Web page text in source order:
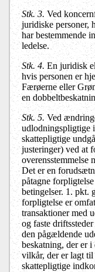
Stk. 3. Ved
juridiske personer,
har bestemmende
ledelse.
Stk. 4. En juridisk
hvis personen er
Færøerne eller
en
Stk. 5. Ved
udlodningspligtige
skattepligtige
justeringer) ved at
overensstemmelse
Det er en
påtagne
betingelser. 1. pkt.
forpligtelse er
transaktioner med
og faste
den pågældende
beskatning, der er i
vilkår, der er lagt
skattepligtige